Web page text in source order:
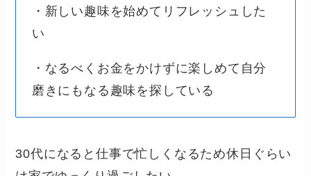
・新しい趣味を始めてリフレッシュした
い
・なるべくお金をかけずに楽しめて自分
磨きにもなる趣味を探している
30代になると仕事で忙しくなるため休日ぐらい